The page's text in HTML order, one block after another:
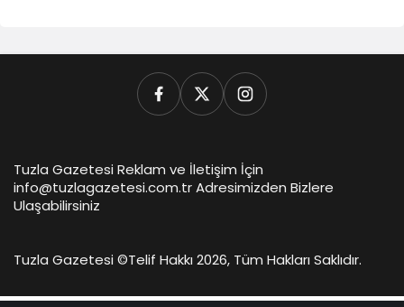
Tuzla Gazetesi Reklam ve İletişim İçin
info@tuzlagazetesi.com.tr Adresimizden Bizlere
Ulaşabilirsiniz
Tuzla Gazetesi ©Telif Hakkı 2026, Tüm Hakları Saklıdır.